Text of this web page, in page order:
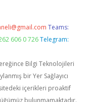
Teams:
606 0 726 Telegram:
Bilgi Teknolojileri
bir Yer Sağlayıcı
içerikleri proaktif
bulunmamaktadır.